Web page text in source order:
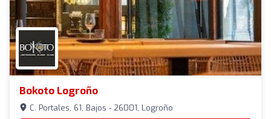
Bokoto Logroño
C. Portales, 61, Bajos - 26001, Logroño